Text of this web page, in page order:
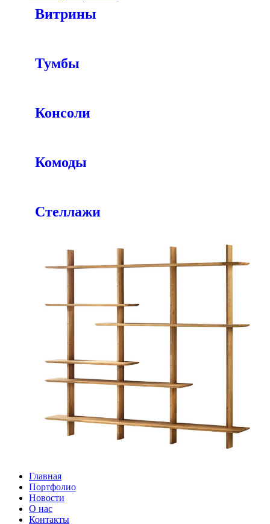
Витрины
Тумбы
Консоли
Комоды
Стеллажи
Главная
Портфолио
Новости
О нас
Контакты